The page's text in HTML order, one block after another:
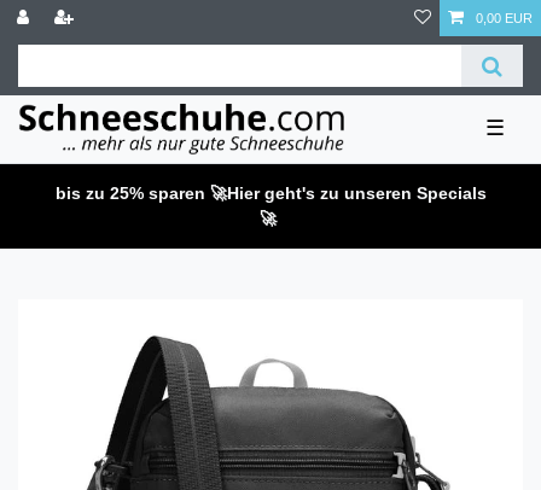
0,00 EUR
☰
bis zu 25% sparen 🚀Hier geht's zu unseren Specials
🚀